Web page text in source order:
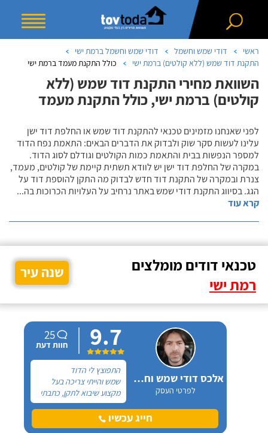
ראשי דודי שמש וחשמל
דודי שמש וחשמל ברמת ישי
התקנת דוד שמש (ללא קולטים) ברמת ישי
כולל התקנת מעמד ברמת ישי
השוואת מחירי התקנת דוד שמש (ללא
קולטים) ברמת ישי, כולל התקנת מעמד
לפני שאנחנו מזמינים טכנאי להתקנת דוד שמש או החלפת דוד ישן
עלינו לעשות סקר שוק ולבדוק את הדברים הבאים: התאמת נפח הדוד
למספר הנפשות בבית והתאמת כמות הקולטים וגודלם לסוג הדוד.
במקרה של החלפת דוד ישן יש לוודא תשתית קיימת של קולטים, מעמד,
צנרת ובמקרה של התקנת דוד חדש לבדוק מה התקן להוספת דוד על
הגג. בסיווג התקנת דודי שמש באתר נרחיב על העלויות הכרוכות בה...
קרא עוד
טכנאי דודים מומלצים
רמת ישי
שנה עיר
אלכס דודי שמש וחשמל
לפרטי העסק
9.7
25
חוות דעת
התפוצץ לי הדוד
שמש והייתי צריכה בעל
מקצוע שיבוא לתקן, כתבתי
בגוגל טכנאי דודים ואז
הגעתי לקבוצה של העיר
חיפה בפייסבוק, שם כמה
חייג עכשיו